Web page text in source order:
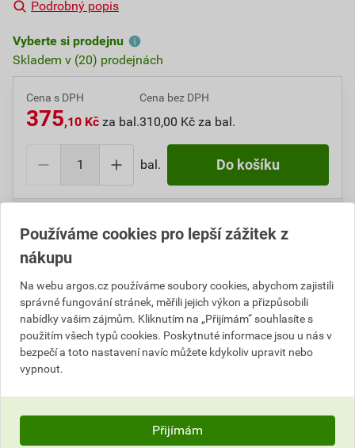
Podrobný popis
Vyberte si prodejnu
Skladem v (20) prodejnách
Cena s DPH
375,10 Kč za bal.
Cena bez DPH
310,00 Kč za bal.
bal. Do košíku
(310,00Kčbez DPH).
Číslo položky:
Výrobky značky: CIMCO
Popis
CIMCO 181384 Příchytka vázací pásky bílá 27 x 27
mm (100 ks)
Používáme cookies pro lepší zážitek z
nákupu
Na webu argos.cz používáme soubory cookies, abychom zajistili
správné fungování stránek, měřili jejich výkon a přizpůsobili
nabídky vašim zájmům. Kliknutím na „Přijímám“ souhlasíte s
použitím všech typů cookies. Poskytnuté informace jsou u nás v
bezpečí a toto nastavení navíc můžete kdykoliv upravit nebo
vypnout.
Přijímám